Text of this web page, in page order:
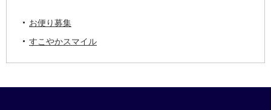
お便り募集
すこやかスマイル